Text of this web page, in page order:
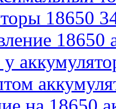
18650
18650